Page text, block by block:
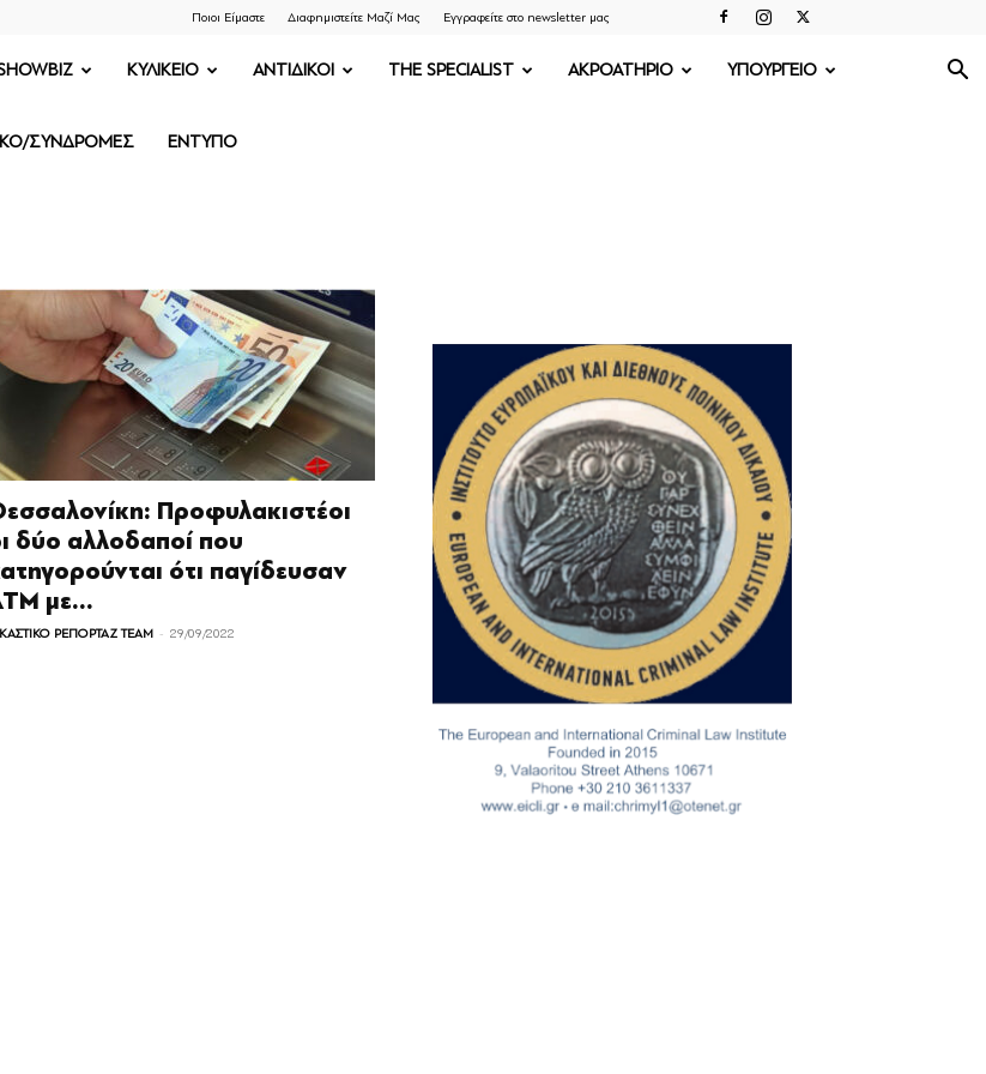
Ποιοι Είμαστε Διαφημιστείτε Μαζί Μας Εγγραφείτε στο newsletter μας
ΚΥΛΙΚΕΙΟ ΑΝΤΙΔΙΚΟΙ THE SPECIALIST ΑΚΡΟΑΤΗΡΙΟ ΥΠΟΥΡΓΕΙΟ
ΣΥΝΔΡΟΜΕΣ ΕΝΤΥΠΟ
Προφυλακιστέοι
δύο αλλοδαποί που
ότι παγίδευσαν
με...
ΡΕΠΟΡΤΑΖ TEAM - 29/09/2022